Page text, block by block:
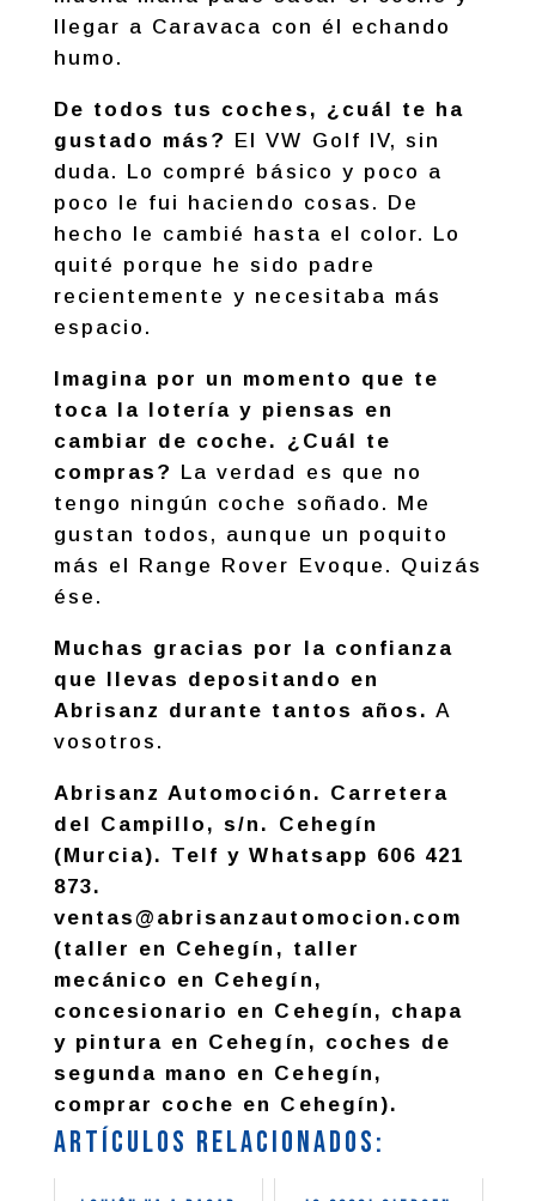
llegar a Caravaca con él echando
humo.
De todos tus coches, ¿cuál te ha
gustado más?
El VW Golf IV, sin
duda. Lo compré básico y poco a
poco le fui haciendo cosas. De
hecho le cambié hasta el color. Lo
quité porque he sido padre
recientemente y necesitaba más
espacio.
Imagina por un momento que te
toca la lotería y piensas en
cambiar de coche. ¿Cuál te
compras?
La verdad es que no
tengo ningún coche soñado. Me
gustan todos, aunque un poquito
más el Range Rover Evoque. Quizás
ése.
Muchas gracias por la confianza
que llevas depositando en
Abrisanz durante tantos años. A
vosotros.
Abrisanz Automoción. Carretera
del Campillo, s/n. Cehegín
(Murcia). Telf y Whatsapp 606 421
873.
ventas@abrisanzautomocion.com
(taller en Cehegín, taller
mecánico en Cehegín,
concesionario en Cehegín, chapa
y pintura en Cehegín, coches de
segunda mano en Cehegín,
comprar coche en Cehegín).
Artículos relacionados: